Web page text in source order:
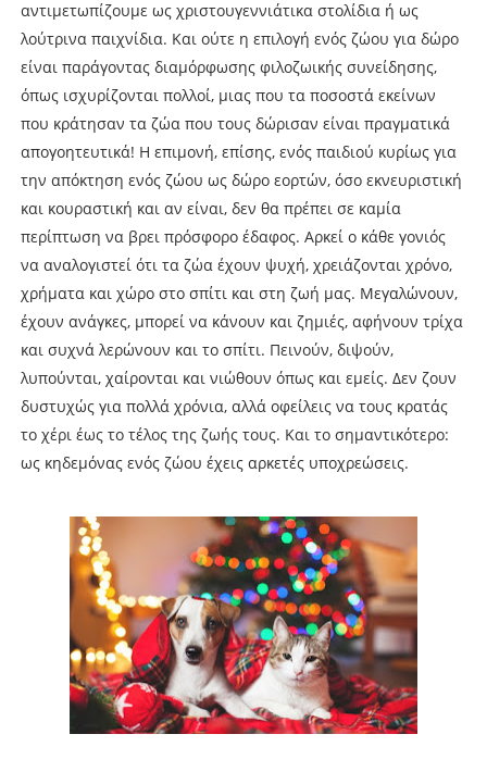
αντιμετωπίζουμε ως χριστουγεννιάτικα στολίδια ή ως
λούτρινα παιχνίδια. Και ούτε η επιλογή ενός ζώου για δώρο
είναι παράγοντας διαμόρφωσης φιλοζωικής συνείδησης,
όπως ισχυρίζονται πολλοί, μιας που τα ποσοστά εκείνων
που κράτησαν τα ζώα που τους δώρισαν είναι πραγματικά
απογοητευτικά! Η επιμονή, επίσης, ενός παιδιού κυρίως για
την απόκτηση ενός ζώου ως δώρο εορτών, όσο εκνευριστική
και κουραστική και αν είναι, δεν θα πρέπει σε καμία
περίπτωση να βρει πρόσφορο έδαφος. Αρκεί ο κάθε γονιός
να αναλογιστεί ότι τα ζώα έχουν ψυχή, χρειάζονται χρόνο,
χρήματα και χώρο στο σπίτι και στη ζωή μας. Μεγαλώνουν,
έχουν ανάγκες, μπορεί να κάνουν και ζημιές, αφήνουν τρίχα
και συχνά λερώνουν και το σπίτι. Πεινούν, διψούν,
λυπούνται, χαίρονται και νιώθουν όπως και εμείς. Δεν ζουν
δυστυχώς για πολλά χρόνια, αλλά οφείλεις να τους κρατάς
το χέρι έως το τέλος της ζωής τους. Και το σημαντικότερο:
ως κηδεμόνας ενός ζώου έχεις αρκετές υποχρεώσεις.